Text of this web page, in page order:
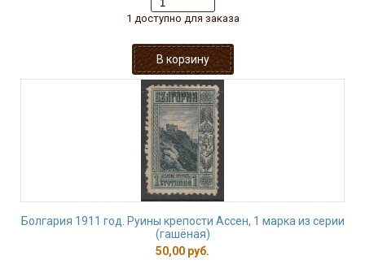
1 доступно для заказа
Болгария 1911 год. Руины крепости Ассен, 1 марка из серии
(гашёная)
50,00 руб.